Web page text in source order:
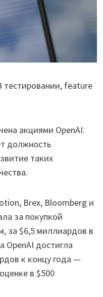
тестировании, feature
акциями OpenAI.
должность
таких
Brex, Bloomberg и
за покупкой
за $6,5 миллиардов в
OpenAI достигла
к концу года —
в $500